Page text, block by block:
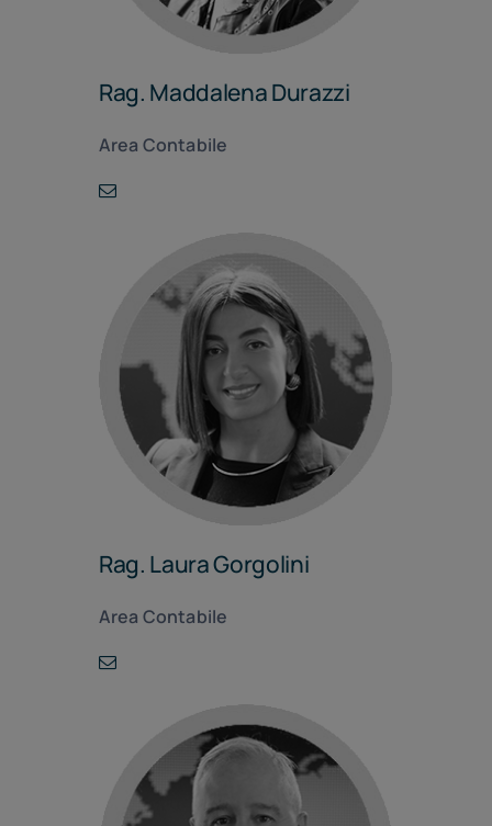
Rag. Maddalena Durazzi
Area Contabile
Rag. Laura Gorgolini
Area Contabile